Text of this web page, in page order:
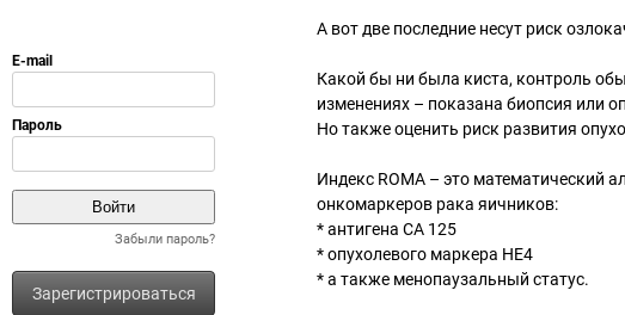
Забыли пароль?
Зарегистрироваться
А вот две последние несут риск
Какой бы ни была киста, контроль
изменениях – показана биопсия или
Но также оценить риск развития
Индекс ROMA – это математический
онкомаркеров рака яичников:
* антигена СА 125
* опухолевого маркера НЕ4
* а также менопаузальный статус.